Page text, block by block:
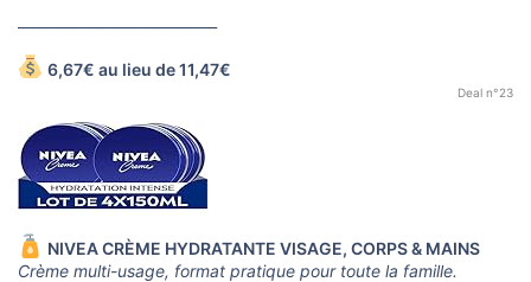
6,67€ au lieu de 11,47€
Deal n°23
NIVEA CRÈME HYDRATANTE VISAGE, CORPS & MAINS
Crème multi-usage, format pratique pour toute la famille.